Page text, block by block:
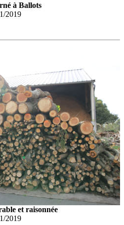
à Ballots
2019
et raisonnée
2019